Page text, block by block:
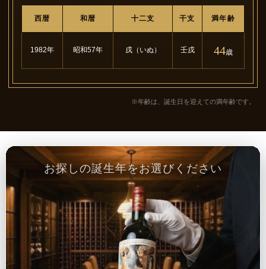
西暦 和暦 十二支 干支 満年齢
1982年 昭和57年 戌（いぬ） 壬戌 44歳
※年齢は、誕生日を迎えての満年齢です。
お探しの誕生年をお選びください